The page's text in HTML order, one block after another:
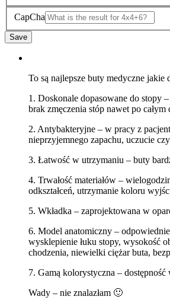
CapCha
To są najlepsze buty medyczne jakie
1. Doskonale dopasowane do stopy
brak zmęczenia stóp nawet po całym
2. Antybakteryjne – w pracy z
nieprzyjemnego zapachu, uczucie
3. Łatwość w utrzymaniu – buty
4. Trwałość materiałów –
odkształceń, utrzymanie koloru
5. Wkładka – zaprojektowana w
6. Model anatomiczny –
wysklepienie łuku stopy, wysokość
chodzenia, niewielki ciężar buta,
7. Gamą kolorystyczna –
Wady – nie znalazłam 🙂